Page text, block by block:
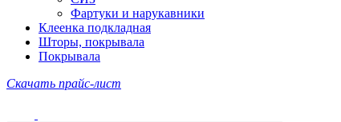
Фартуки и нарукавники
Клеенка подкладная
Шторы, покрывала
Покрывала
Скачать прайс-лист